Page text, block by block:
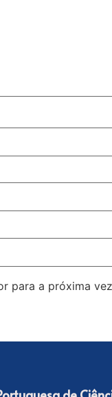
para a próxima